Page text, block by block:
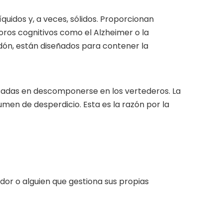
y, a veces, sólidos. Proporcionan
cognitivos como el Alzheimer o la
están diseñados para contener la
en descomponerse en los vertederos. La
de desperdicio. Esta es la razón por la
o alguien que gestiona sus propias